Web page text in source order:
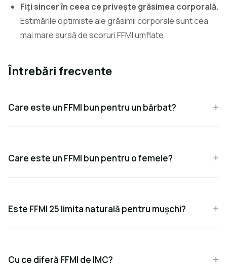
Fiți sincer în ceea ce privește grăsimea corporală.
Estimările optimiste ale grăsimii corporale sunt cea
mai mare sursă de scoruri FFMI umflate.
Întrebări frecvente
Care este un FFMI bun pentru un bărbat?
Care este un FFMI bun pentru o femeie?
Este FFMI 25 limita naturală pentru mușchi?
Cu ce diferă FFMI de IMC?